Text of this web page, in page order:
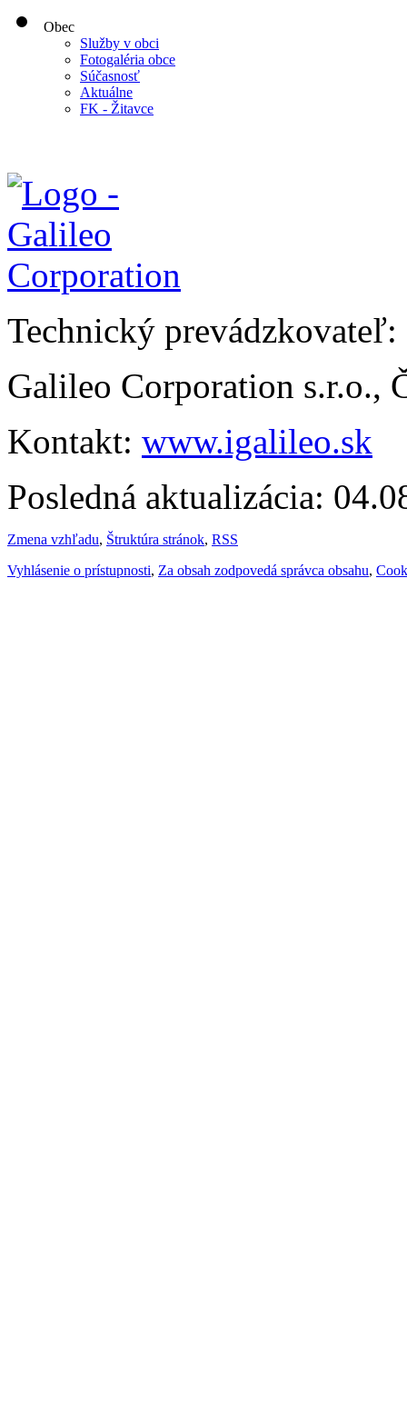
Obec
Služby v obci
Fotogaléria obce
Súčasnosť
Aktuálne
FK - Žitavce
Technický prevádzkovateľ:
Galileo Corporation s.r.o.,
Kontakt: www.igalileo.sk
Posledná aktualizácia:
Zmena vzhľadu, Štruktúra stránok, RSS
Vyhlásenie o prístupnosti, Za obsah zodpovedá správca obsahu,